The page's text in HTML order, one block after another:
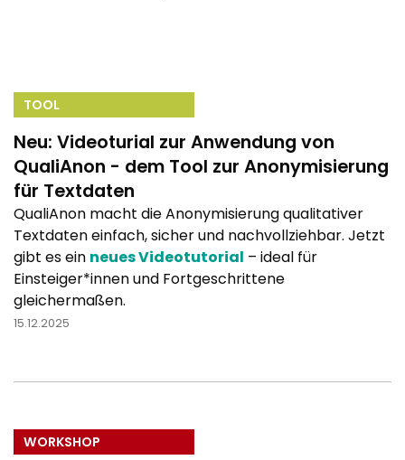
TOOL
Neu: Videoturial zur Anwendung von
QualiAnon - dem Tool zur Anonymisierung
für Textdaten
QualiAnon macht die Anonymisierung qualitativer
Textdaten einfach, sicher und nachvollziehbar. Jetzt
gibt es ein neues Videotutorial – ideal für
Einsteiger*innen und Fortgeschrittene
gleichermaßen.
15.12.2025
WORKSHOP